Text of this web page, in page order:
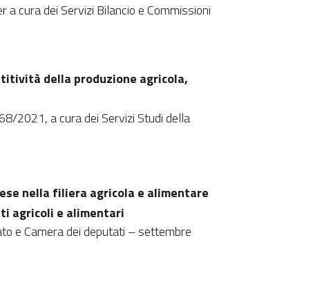
cura dei Servizi Bilancio e Commissioni
della produzione agricola,
2021, a cura dei Servizi Studi della
nella filiera agricola e alimentare
agricoli e alimentari
e Camera dei deputati – settembre